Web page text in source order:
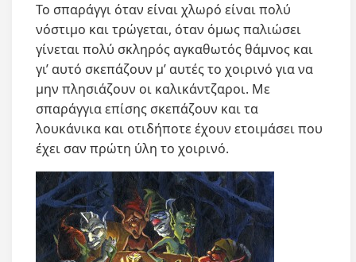
Το σπαράγγι όταν είναι χλωρό είναι πολύ
νόστιμο και τρώγεται, όταν όμως παλιώσει
γίνεται πολύ σκληρός αγκαθωτός θάμνος και
γι’ αυτό σκεπάζουν μ’ αυτές το χοιρινό για να
μην πλησιάζουν οι καλικάντζαροι. Με
σπαράγγια επίσης σκεπάζουν και τα
λουκάνικα και οτιδήποτε έχουν ετοιμάσει που
έχει σαν πρώτη ύλη το χοιρινό.